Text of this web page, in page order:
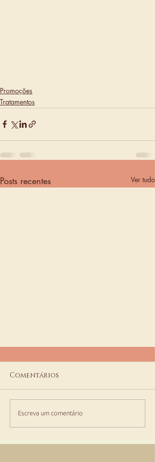
Promoções
Tratamentos
Posts recentes Ver tudo
As nossas Parcerias
Comentários
Escreva um comentário